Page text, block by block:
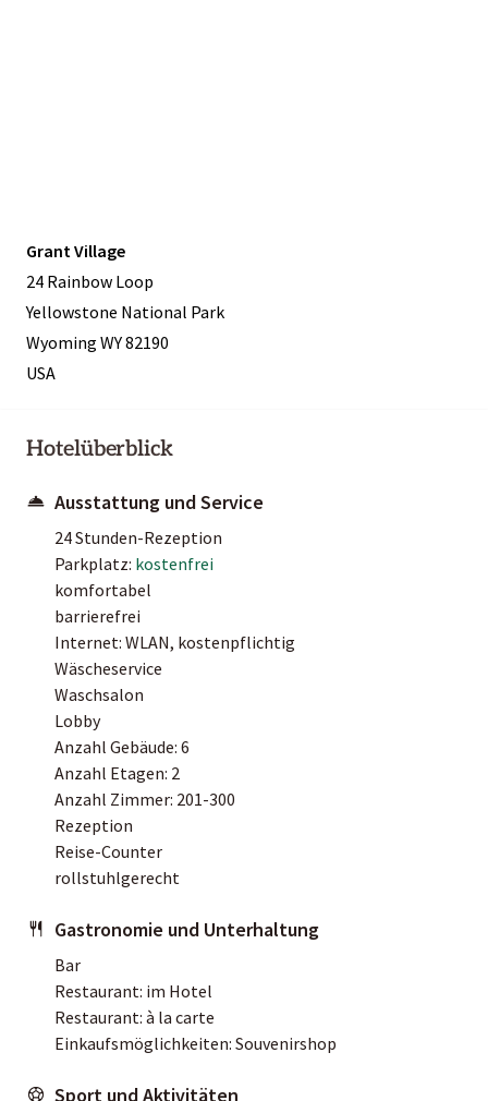
Grant Village
24 Rainbow Loop
Yellowstone National Park
Wyoming WY 82190
USA
Hotelüberblick
Ausstattung und Service
24 Stunden-Rezeption
Parkplatz: kostenfrei
komfortabel
barrierefrei
Internet: WLAN, kostenpflichtig
Wäscheservice
Waschsalon
Lobby
Anzahl Gebäude: 6
Anzahl Etagen: 2
Anzahl Zimmer: 201-300
Rezeption
Reise-Counter
rollstuhlgerecht
Gastronomie und Unterhaltung
Bar
Restaurant: im Hotel
Restaurant: à la carte
Einkaufsmöglichkeiten: Souvenirshop
Sport und Aktivitäten